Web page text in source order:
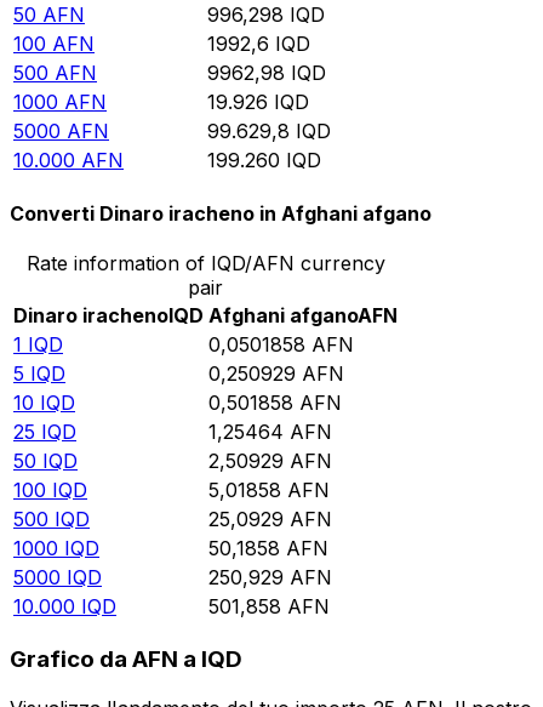
50 AFN 996,298 IQD
100 AFN 1992,6 IQD
500 AFN 9962,98 IQD
1000 AFN 19.926 IQD
5000 AFN 99.629,8 IQD
10.000 AFN 199.260 IQD
Converti Dinaro iracheno in Afghani afgano
Rate information of IQD/AFN currency
pair
Dinaro irachenoIQD Afghani afganoAFN
1 IQD 0,0501858 AFN
5 IQD 0,250929 AFN
10 IQD 0,501858 AFN
25 IQD 1,25464 AFN
50 IQD 2,50929 AFN
100 IQD 5,01858 AFN
500 IQD 25,0929 AFN
1000 IQD 50,1858 AFN
5000 IQD 250,929 AFN
10.000 IQD 501,858 AFN
Grafico da AFN a IQD